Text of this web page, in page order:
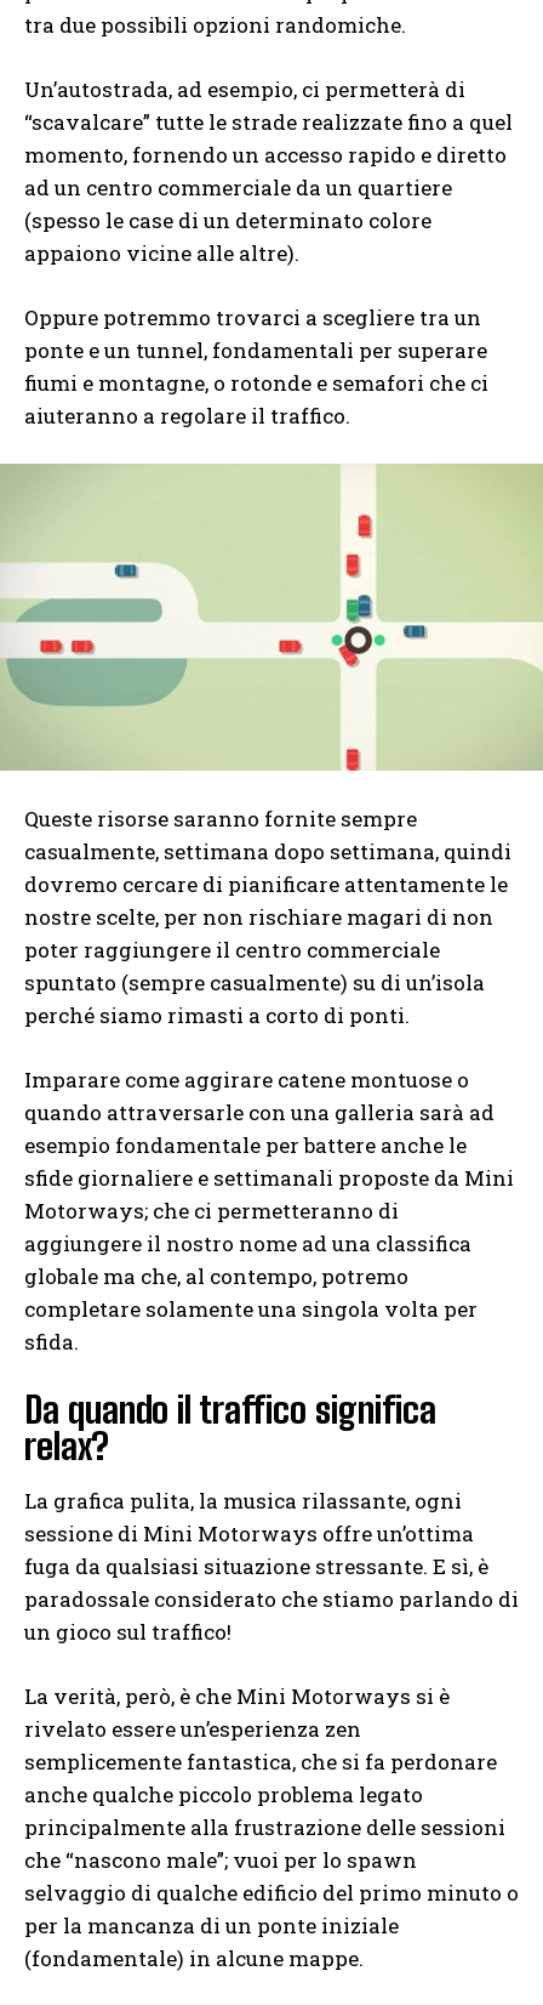
tra due possibili opzioni randomiche.
Un’autostrada, ad esempio, ci permetterà di
“scavalcare” tutte le strade realizzate fino a quel
momento, fornendo un accesso rapido e diretto
ad un centro commerciale da un quartiere
(spesso le case di un determinato colore
appaiono vicine alle altre).
Oppure potremmo trovarci a scegliere tra un
ponte e un tunnel, fondamentali per superare
fiumi e montagne, o rotonde e semafori che ci
aiuteranno a regolare il traffico.
Queste risorse saranno fornite sempre
casualmente, settimana dopo settimana, quindi
dovremo cercare di pianificare attentamente le
nostre scelte, per non rischiare magari di non
poter raggiungere il centro commerciale
spuntato (sempre casualmente) su di un’isola
perché siamo rimasti a corto di ponti.
Imparare come aggirare catene montuose o
quando attraversarle con una galleria sarà ad
esempio fondamentale per battere anche le
sfide giornaliere e settimanali proposte da Mini
Motorways; che ci permetteranno di
aggiungere il nostro nome ad una classifica
globale ma che, al contempo, potremo
completare solamente una singola volta per
sfida.
Da quando il traffico significa
relax?
La grafica pulita, la musica rilassante, ogni
sessione di Mini Motorways offre un’ottima
fuga da qualsiasi situazione stressante. E sì, è
paradossale considerato che stiamo parlando di
un gioco sul traffico!
La verità, però, è che Mini Motorways si è
rivelato essere un’esperienza zen
semplicemente fantastica, che si fa perdonare
anche qualche piccolo problema legato
principalmente alla frustrazione delle sessioni
che “nascono male”; vuoi per lo spawn
selvaggio di qualche edificio del primo minuto o
per la mancanza di un ponte iniziale
(fondamentale) in alcune mappe.